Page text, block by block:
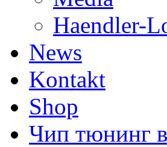
Haendler-
News
Kontakt
Shop
Чип тюнинг